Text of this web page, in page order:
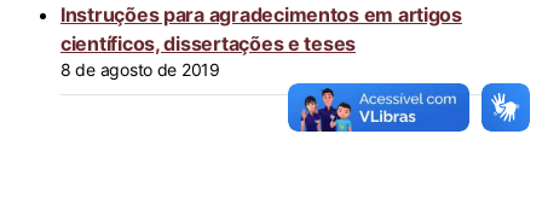
Instruções para agradecimentos em artigos
científicos, dissertações e teses
8 de agosto de 2019